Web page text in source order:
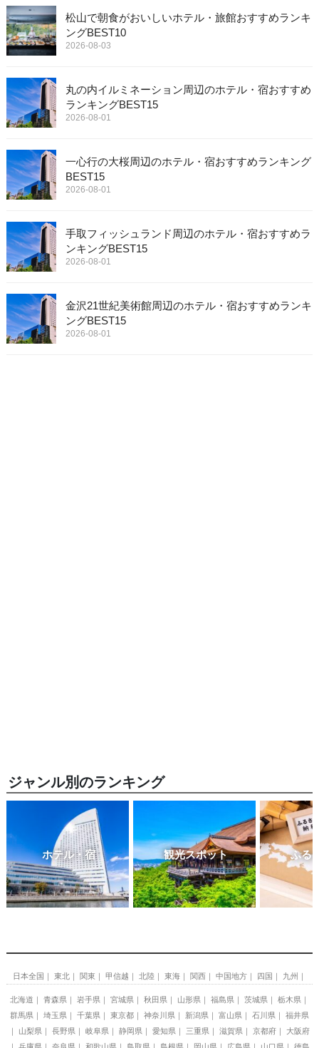
松山で朝食がおいしいホテル・旅館おすすめランキ
ングBEST10
2026-08-03
丸の内イルミネーション周辺のホテル・宿おすすめ
ランキングBEST15
2026-08-01
一心行の大桜周辺のホテル・宿おすすめランキング
BEST15
2026-08-01
手取フィッシュランド周辺のホテル・宿おすすめラ
ンキングBEST15
2026-08-01
金沢21世紀美術館周辺のホテル・宿おすすめランキ
ングBEST15
2026-08-01
ジャンル別のランキング
ホテル・宿 観光スポット ふる
日本全国 東北 関東 甲信越 北陸 東海 関西 中国地方 四国 九州
北海道 青森県 岩手県 宮城県 秋田県 山形県 福島県 茨城県
栃木県
群馬県
埼玉県 千葉県 東京都 神奈川県 新潟県 富山県 石川県
福井県
山梨県
長野県 岐阜県 静岡県 愛知県 三重県 滋賀県 京都府
大阪府